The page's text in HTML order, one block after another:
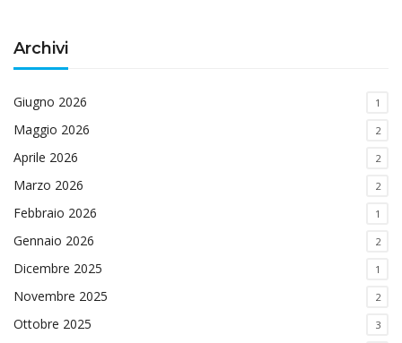
Archivi
Giugno 2026 1
Maggio 2026 2
Aprile 2026 2
Marzo 2026 2
Febbraio 2026 1
Gennaio 2026 2
Dicembre 2025 1
Novembre 2025 2
Ottobre 2025 3